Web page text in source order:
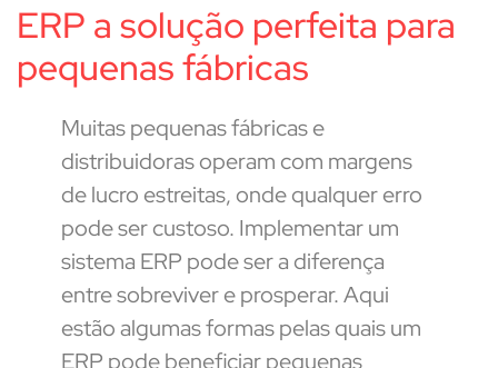
ERP a solução perfeita para
pequenas fábricas
Muitas pequenas fábricas e
distribuidoras operam com margens
de lucro estreitas, onde qualquer erro
pode ser custoso. Implementar um
sistema ERP pode ser a diferença
entre sobreviver e prosperar. Aqui
estão algumas formas pelas quais um
ERP pode beneficiar pequenas